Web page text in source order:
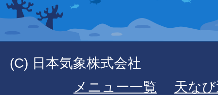
(C) 日本気象株式会社
メニュー一覧
天な